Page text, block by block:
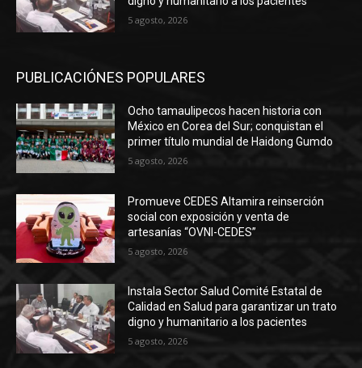
5 agosto, 2026
PUBLICACIÓNES POPULARES
Ocho tamaulipecos hacen historia con
México en Corea del Sur; conquistan el
primer título mundial de Haidong Gumdo
5 agosto, 2026
Promueve CEDES Altamira reinserción
social con exposición y venta de
artesanías “OVNI-CEDES”
5 agosto, 2026
Instala Sector Salud Comité Estatal de
Calidad en Salud para garantizar un trato
digno y humanitario a los pacientes
5 agosto, 2026